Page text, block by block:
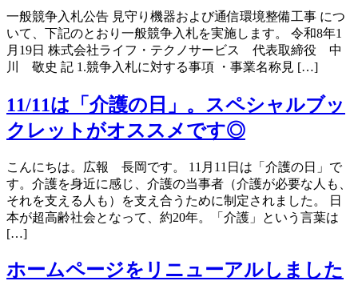
一般競争入札公告 見守り機器および通信環境整備工事 につ
いて、下記のとおり一般競争入札を実施します。 令和8年1
月19日 株式会社ライフ・テクノサービス 代表取締役 中
川 敬史 記 1.競争入札に対する事項 ・事業名称見 […]
11/11は「介護の日」。スペシャルブッ
クレットがオススメです◎
こんにちは。広報 長岡です。 11月11日は「介護の日」で
す。介護を身近に感じ、介護の当事者（介護が必要な人も、
それを支える人も）を支え合うために制定されました。 日
本が超高齢社会となって、約20年。「介護」という言葉は
[…]
ホームページをリニューアルしました